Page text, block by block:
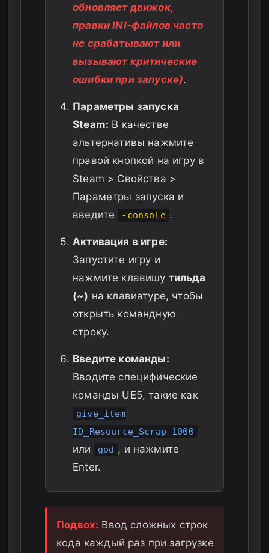
обновляет движок,
правки INI-файлов часто
не срабатывают или
вызывают критические
ошибки при запуске).
Параметры запуска
Steam: В качестве
альтернативы нажмите
правой кнопкой на игру в
Steam > Свойства >
Параметры запуска и
введите
-console .
Активация в игре:
Запустите игру и
нажмите клавишу тильда
(~) на клавиатуре, чтобы
открыть командную
строку.
Введите команды:
Вводите специфические
команды UE5, такие как
give_item
ID_Resource_Scrap 1000
или god , и нажмите
Enter.
Подвох: Ввод сложных строк
кода каждый раз при загрузке